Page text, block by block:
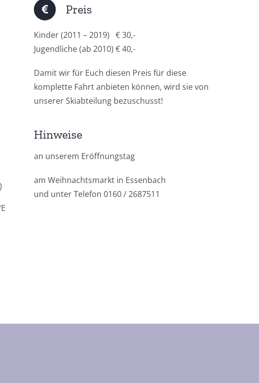
Preis
Kinder (2011 – 2019) € 30,-
Jugendliche (ab 2010) € 40,-
Damit wir für Euch diesen Preis für diese
komplette Fahrt anbieten können, wird sie von
unserer Skiabteilung bezuschusst!
Hinweise
an unserem Eröffnungstag
am Weihnachtsmarkt in Essenbach
und unter Telefon 0160 / 2687511